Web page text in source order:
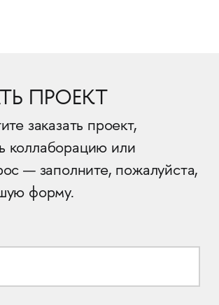
ПРОЕКТ
заказать проект,
коллаборацию или
— заполните, пожалуйста,
форму.